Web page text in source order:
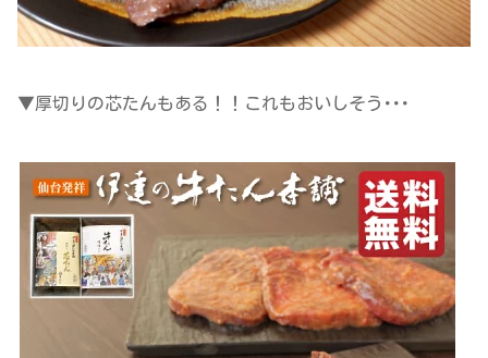
▼厚切りの芯たんもある！！これもおいしそう･･･